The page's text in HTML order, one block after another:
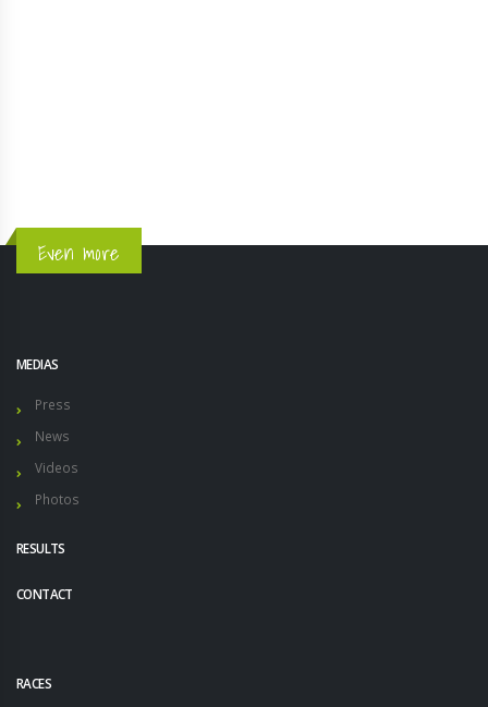
Even more
MEDIAS
Press
News
Videos
Photos
RESULTS
CONTACT
RACES